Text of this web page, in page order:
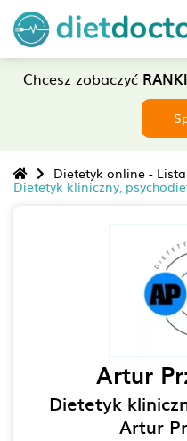
Chcesz zobaczyć
Dietetyk online -
Dietetyk kliniczny,
Artur
Dietetyk
Artur